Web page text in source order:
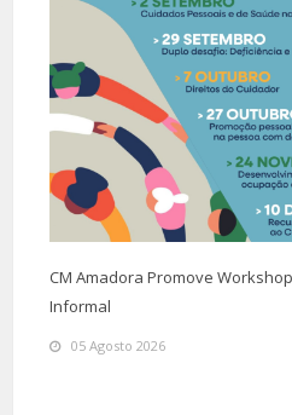
CM Amadora Promove
Informal
05 Agosto 2026